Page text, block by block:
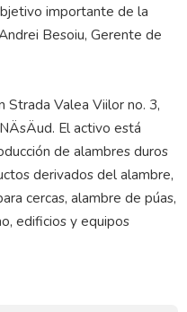
importante de la
Besoiu, Gerente de
Strada Valea Viilor no. 3,
El activo está
de alambres duros
derivados del alambre,
cercas, alambre de púas,
edificios y equipos